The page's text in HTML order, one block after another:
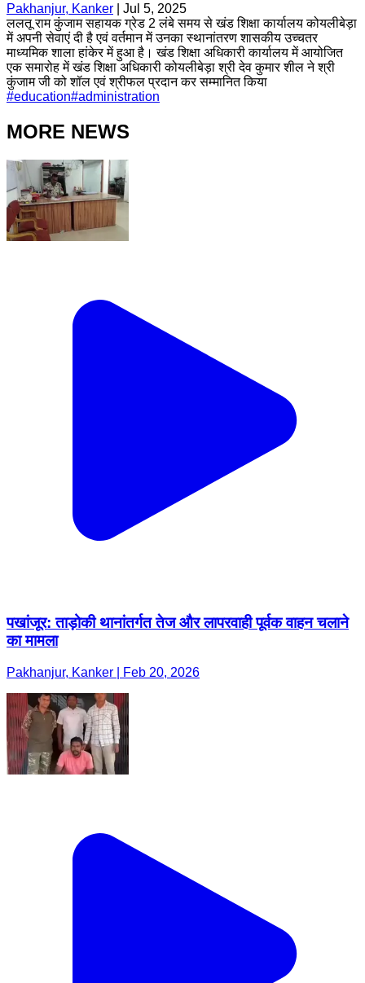
Pakhanjur, Kanker
Jul 5, 2025
ललतू राम कुंजाम सहायक ग्रेड 2 लंबे समय से खंड शिक्षा कार्यालय कोयलीबेड़ा
में अपनी सेवाएं दी है एवं वर्तमान में उनका स्थानांतरण शासकीय उच्चतर
माध्यमिक शाला हांकेर में हुआ है। खंड शिक्षा अधिकारी कार्यालय में आयोजित
एक समारोह में खंड शिक्षा अधिकारी कोयलीबेड़ा श्री देव कुमार शील ने श्री
कुंजाम जी को शॉल एवं श्रीफल प्रदान कर सम्मानित किया
#education#administration
MORE NEWS
पखांजूर: ताड़ोकी थानांतर्गत तेज और लापरवाही पूर्वक वाहन चलाने
का मामला
Pakhanjur, Kanker | Feb 20, 2026